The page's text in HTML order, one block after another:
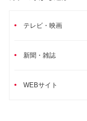
テレビ・映画
新聞・雑誌
WEBサイト